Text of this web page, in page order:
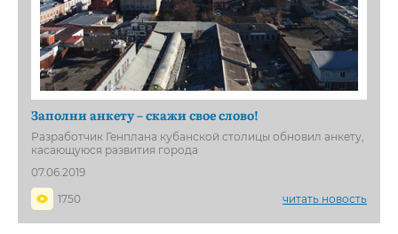
Заполни анкету – скажи свое слово!
Разработчик Генплана кубанской столицы обновил анкету,
касающуюся развития города
07.06.2019
1750
читать новость